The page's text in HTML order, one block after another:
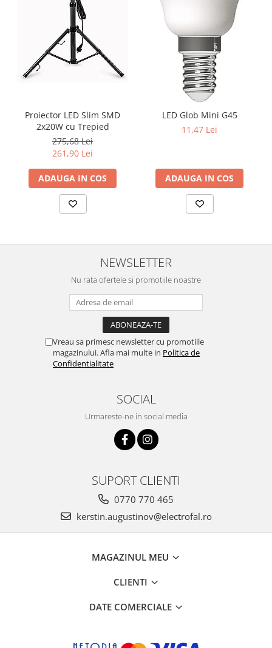
Proiector LED Slim SMD
2x20W cu Trepied
275,68 Lei
261,90 Lei
ADAUGA IN COS
LED Glob Mini G45
11,47 Lei
ADAUGA IN COS
NEWSLETTER
Nu rata ofertele si promotiile noastre
Vreau sa primesc newsletter cu promotiile
magazinului. Afla mai multe in Politica de
Confidentialitate
SOCIAL
Urmareste-ne in social media
SUPORT CLIENTI
0770 770 465
kerstin.augustinov@electrofal.ro
MAGAZINUL MEU
CLIENTI
DATE COMERCIALE